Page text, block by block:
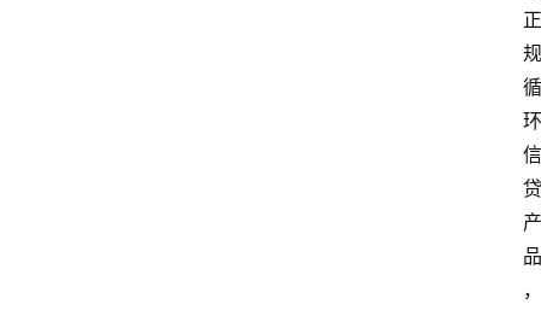
正
规
循
环
信
贷
产
品
，